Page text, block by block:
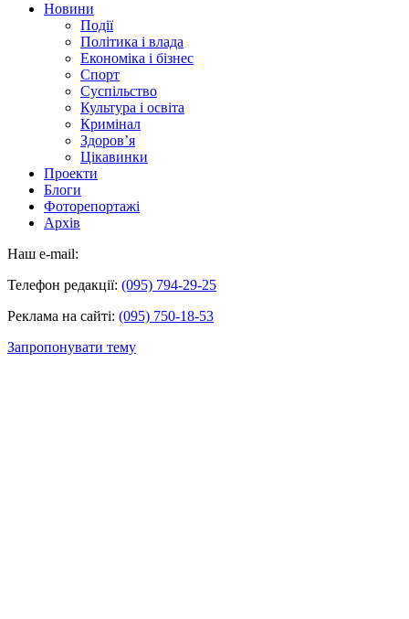
Новини
Події
Політика і влада
Економіка і бізнес
Спорт
Суспільство
Культура і освіта
Кримінал
Здоров’я
Цікавинки
Проекти
Блоги
Фоторепортажі
Архів
Наш e-mail:
Телефон редакції: (095) 794-29-25
Реклама на сайті: (095) 750-18-53
Запропонувати тему